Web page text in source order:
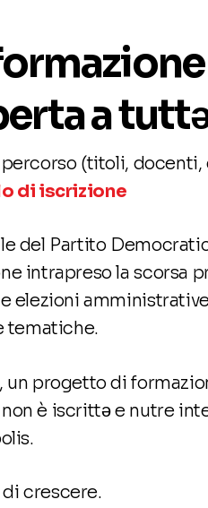
a
(titoli, docenti,
di iscrizione
del Partito
intrapreso la scorsa
elezioni
tematiche.
un progetto di
è iscrittə e nutre
di crescere.